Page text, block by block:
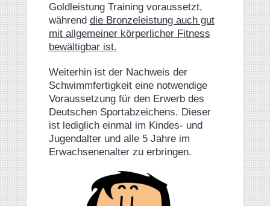
Goldleistung Training voraussetzt,
während die Bronzeleistung auch gut
mit allgemeiner körperlicher Fitness
bewältigbar ist.
Weiterhin ist der Nachweis der
Schwimmfertigkeit eine notwendige
Voraussetzung für den Erwerb des
Deutschen Sportabzeichens. Dieser
ist lediglich einmal im Kindes- und
Jugendalter und alle 5 Jahre im
Erwachsenenalter zu erbringen.